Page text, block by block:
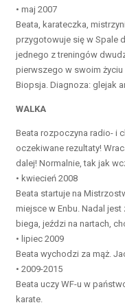
• maj 2007
Beata, karateczka,
przygotowuje się w Spale
jednego z treningów
pierwszego w swoim
Biopsja. Diagnoza: glejak
WALKA
Beata rozpoczyna radio- i
oczekiwane rezultaty!
dalej! Normalnie, tak jak
• kwiecień 2008
Beata startuje na
miejsce w Enbu. Nadal
biega, jeździ na nartach,
• lipiec 2009
Beata wychodzi za mąż.
• 2009-2015
Beata uczy WF-u w
karate.